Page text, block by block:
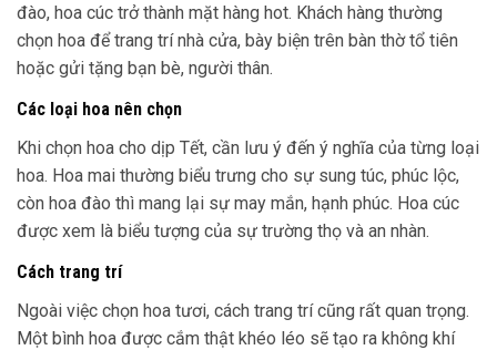
đào, hoa cúc trở thành mặt hàng hot. Khách hàng thường
chọn hoa để trang trí nhà cửa, bày biện trên bàn thờ tổ tiên
hoặc gửi tặng bạn bè, người thân.
Các loại hoa nên chọn
Khi chọn hoa cho dịp Tết, cần lưu ý đến ý nghĩa của từng loại
hoa. Hoa mai thường biểu trưng cho sự sung túc, phúc lộc,
còn hoa đào thì mang lại sự may mắn, hạnh phúc. Hoa cúc
được xem là biểu tượng của sự trường thọ và an nhàn.
Cách trang trí
Ngoài việc chọn hoa tươi, cách trang trí cũng rất quan trọng.
Một bình hoa được cắm thật khéo léo sẽ tạo ra không khí